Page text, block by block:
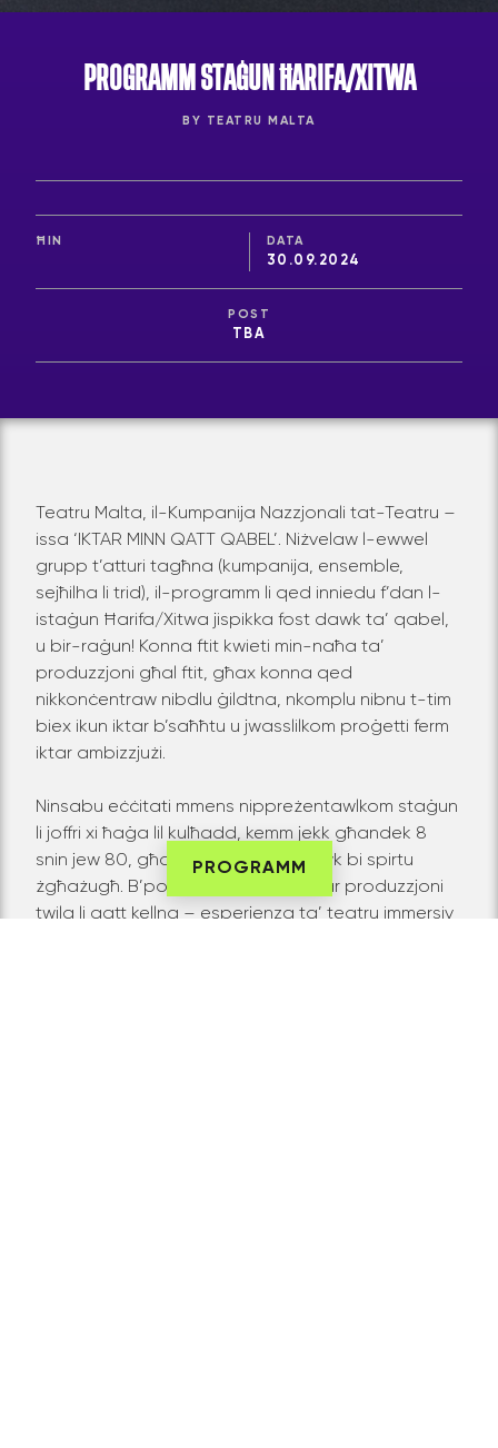
PROGRAMM STAĠUN ĦARIFA/XITWA
BY TEATRU MALTA
PROGRAMM
ĦIN DATA
30.09.2024
POST
TBA
Teatru Malta, il-Kumpanija Nazzjonali tat-Teatru –
issa ‘IKTAR MINN QATT QABEL’. Niżvelaw l-ewwel
grupp t’atturi tagħna (kumpanija, ensemble,
sejħilha li trid), il-programm li qed inniedu f’dan l-
istaġun Ħarifa/Xitwa jispikka fost dawk ta’ qabel,
u bir-raġun! Konna ftit kwieti min-naħa ta’
produzzjoni għal ftit, għax konna qed
nikkonċentraw nibdlu ġildtna, nkomplu nibnu t-tim
biex ikun iktar b’saħħtu u jwasslilkom proġetti ferm
iktar ambizzjużi.
Ninsabu eċċitati mmens nippreżentawlkom staġun
li joffri xi ħaġa lil kulħadd, kemm jekk għandek 8
snin jew 80, għaż-żagħzagħ u dawk bi spirtu
żgħażugħ. B’portafoll li jinkludi l-iktar produzzjoni
twila li qatt kellna – esperjenza ta’ teatru immersiv